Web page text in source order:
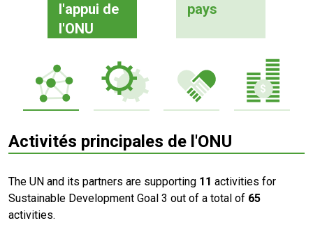
l'appui de
l'ONU
pays
Activités principales de l'ONU
The UN and its partners are supporting 11 activities for
Sustainable Development Goal 3 out of a total of 65
activities.